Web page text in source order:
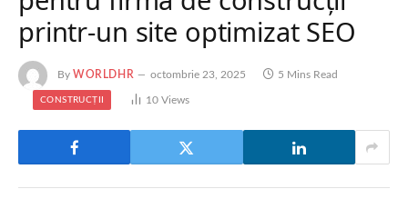
printr-un site optimizat SEO
By WORLDHR octombrie 23, 2025 5 Mins Read
CONSTRUCȚII 10Views